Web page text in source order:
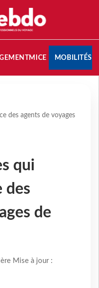
MICE MOBILITÉS
des agents de voyages
qui
des
de
Mise à jour :